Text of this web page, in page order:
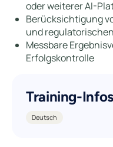
oder weiterer AI-
Berücksichtigung
und
Messbare
Erfolgskontrolle
Training-Infos
Deutsch